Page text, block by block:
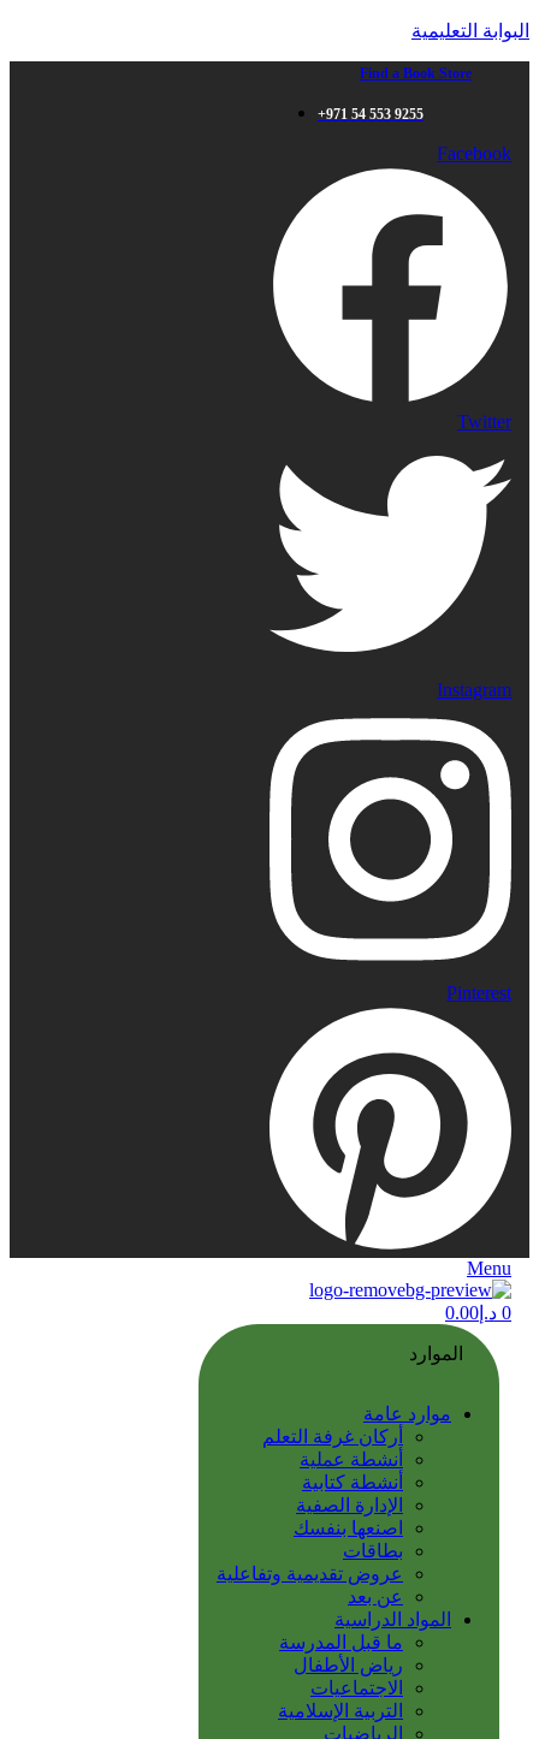
البوابة التعليمية
Find a Book Store
+971 54 553 9255
Facebook
Twitter
Instagram
Pinterest
Menu
0 د.إ 0.00
الموارد
موارد عامة
أركان غرفة التعلم
أنشطة عملية
أنشطة كتابية
الإدارة الصفية
اصنعها بنفسك
بطاقات
عروض تقديمية وتفاعلية
عن بعد
المواد الدراسية
ما قبل المدرسة
رياض الأطفال
الاجتماعيات
التربية الإسلامية
الرياضيات